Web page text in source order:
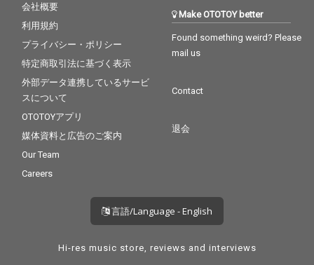
会社概要
利用規約
プライバシー・ポリシー
特定商取引法に基づく表示
外部データ連携しているサービ
スについて
OTOTOYアプリ
媒体資料と広告のご案内
Our Team
Careers
Make OTOTOY better
Found something weird? Please
mail us
Contact
退会
言語/Language - English
Hi-res music store, reviews and interviews